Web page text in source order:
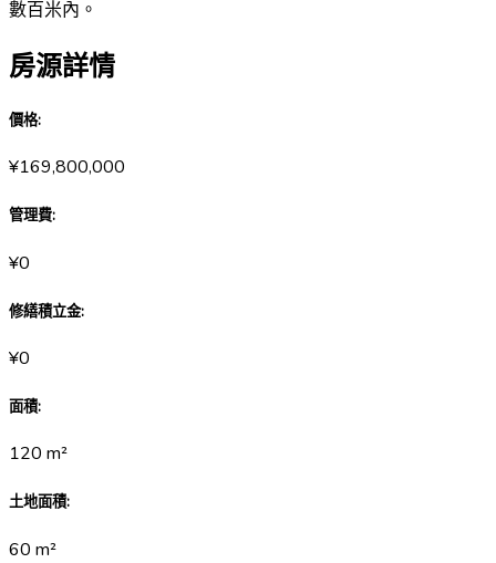
數百米內。
房源詳情
價格:
¥169,800,000
管理費:
¥0
修繕積立金:
¥0
面積:
120 m²
土地面積:
60 m²